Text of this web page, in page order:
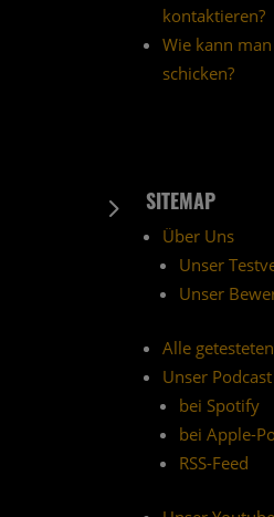
kontaktieren?
Wie kann
schicken?
5 SITEMAP
Über Uns
Unser
Unser
Alle
Unser Podcast
bei Spotify
bei Apple-
RSS-Feed